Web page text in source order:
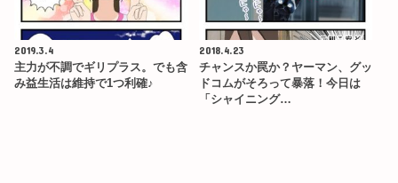
2019.3.4
主力が不調でギリプラス。でも含
み益生活は維持で1つ利確♪
2018.4.23
チャンスか罠か？ヤーマン、グッ
ドコムがそろって暴落！今日は
「シャイニング…